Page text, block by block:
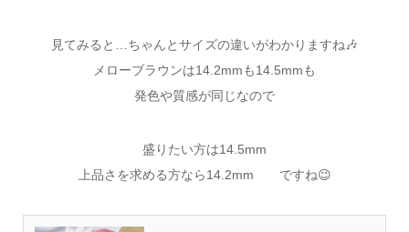
見てみると…ちゃんとサイズの違いがわかりますね🎶
メローブラウンは14.2mmも14.5mmも
発色や質感が同じなので
盛りたい方は14.5mm
上品さを求める方なら14.2mm ですね😉